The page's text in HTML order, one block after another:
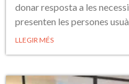
donar resposta a les
presenten les persones
LLEGIR MÉS